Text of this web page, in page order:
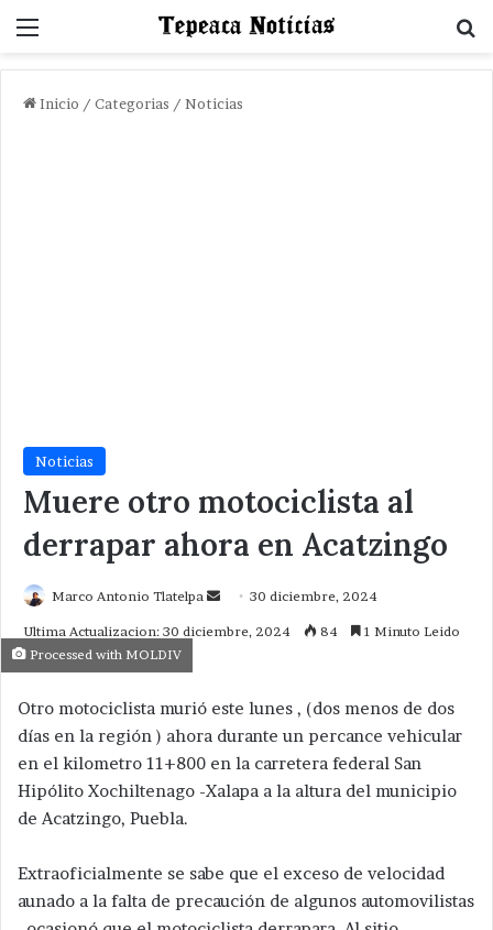
Menu
Inicio / Categorias / Noticias
Noticias
Muere otro motociclista al
derrapar ahora en Acatzingo
Marco Antonio Tlatelpa
Send30 diciembre, 2024
Ultima Actualizacion: 30 diciembre, 2024 84 1 Minuto Leido
Processed with MOLDIV
Otro motociclista murió este lunes , (dos menos de dos
días en la región ) ahora durante un percance vehicular
en el kilometro 11+800 en la carretera federal San
Hipólito Xochiltenago -Xalapa a la altura del municipio
de Acatzingo, Puebla.
Extraoficialmente se sabe que el exceso de velocidad
aunado a la falta de precaución de algunos automovilistas